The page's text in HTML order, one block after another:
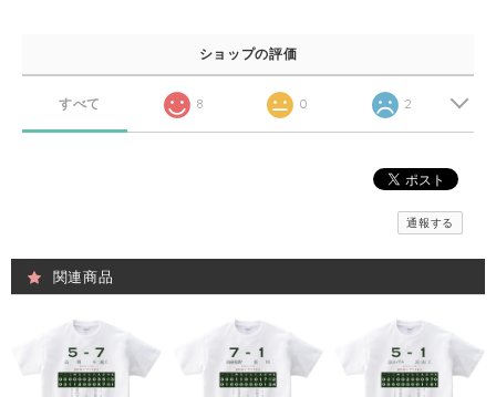
ショップの評価
すべて 8 0 2
通報する
関連商品